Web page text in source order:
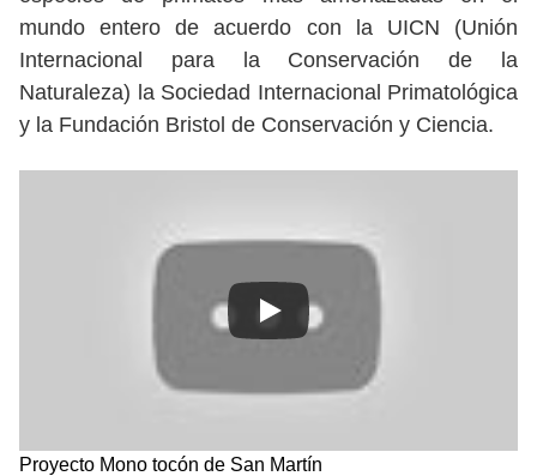
mundo entero de acuerdo con la UICN (Unión
Internacional para la Conservación de la
Naturaleza) la Sociedad Internacional Primatológica
y la Fundación Bristol de Conservación y Ciencia.
Proyecto Mono tocón de San Martín